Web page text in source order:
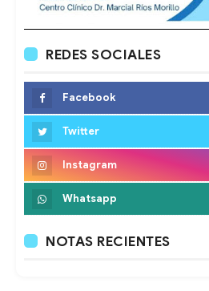
REDES SOCIALES
Facebook
Twitter
Instagram
Whatsapp
NOTAS RECIENTES